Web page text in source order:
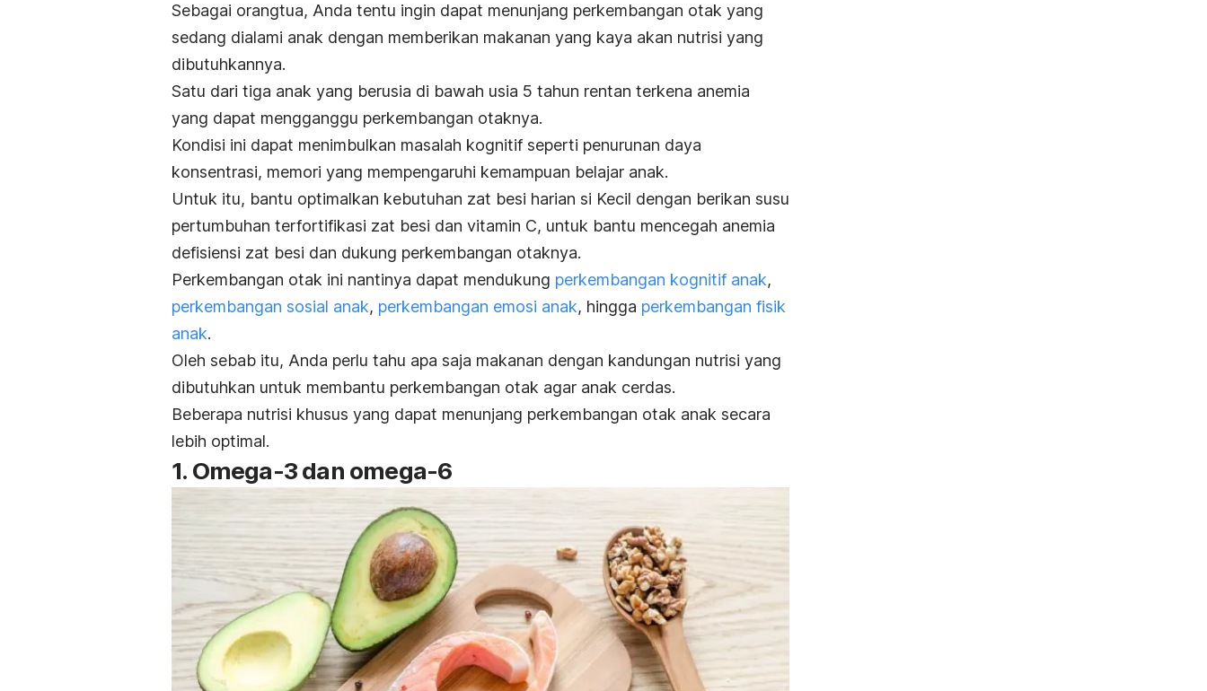
Sebagai orangtua, Anda tentu ingin dapat menunjang perkembangan otak yang
sedang dialami anak dengan memberikan makanan yang kaya akan nutrisi yang
dibutuhkannya.
​Satu dari tiga anak yang berusia di bawah usia 5 tahun rentan terkena anemia
yang dapat mengganggu perkembangan otaknya.
Kondisi ini dapat menimbulkan masalah kognitif seperti penurunan daya
konsentrasi, memori yang mempengaruhi kemampuan belajar anak.
Untuk itu, bantu optimalkan kebutuhan zat besi harian si Kecil dengan berikan susu
pertumbuhan terfortifikasi zat besi dan vitamin C, untuk bantu mencegah anemia
defisiensi zat besi dan dukung perkembangan otaknya.
Perkembangan otak ini nantinya dapat mendukung perkembangan kognitif anak,
perkembangan sosial anak, perkembangan emosi anak, hingga perkembangan fisik
anak.
Oleh sebab itu, Anda perlu tahu apa saja makanan dengan kandungan nutrisi yang
dibutuhkan untuk membantu perkembangan otak agar anak cerdas.
Beberapa nutrisi khusus yang dapat menunjang perkembangan otak anak secara
lebih optimal.
1. Omega-3 dan omega-6